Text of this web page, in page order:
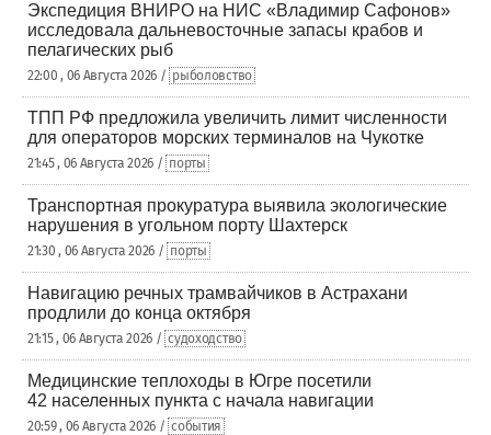
Экспедиция ВНИРО на НИС «Владимир Сафонов»
исследовала дальневосточные запасы крабов и
пелагических рыб
22:00 , 06 Августа 2026 / рыболовство
ТПП РФ предложила увеличить лимит численности
для операторов морских терминалов на Чукотке
21:45 , 06 Августа 2026 / порты
Транспортная прокуратура выявила экологические
нарушения в угольном порту Шахтерск
21:30 , 06 Августа 2026 / порты
Навигацию речных трамвайчиков в Астрахани
продлили до конца октября
21:15 , 06 Августа 2026 / судоходство
Медицинские теплоходы в Югре посетили
42 населенных пункта с начала навигации
20:59 , 06 Августа 2026 / события